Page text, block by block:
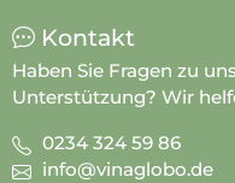
Kontakt
Haben Sie Fragen zu
Unterstützung? Wir
0234 324 59 86
info@vinaglobo.de